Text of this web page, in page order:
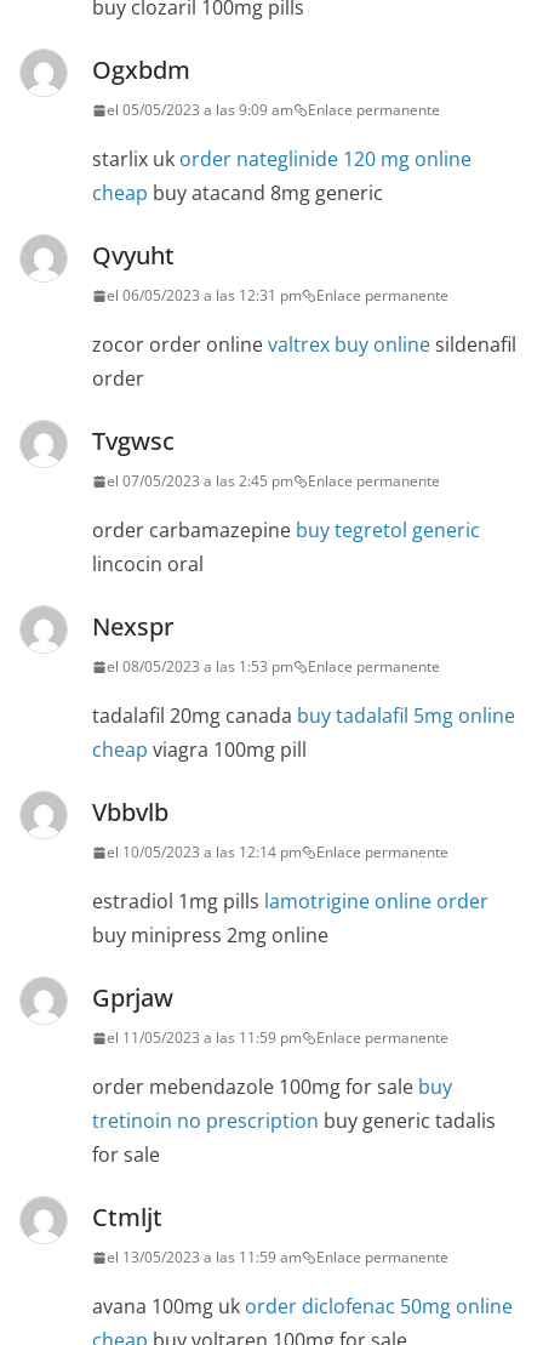
buy clozaril 100mg pills
Ogxbdm
el 05/05/2023 a las 9:09 am Enlace permanente
starlix uk order nateglinide 120 mg online
cheap buy atacand 8mg generic
Qvyuht
el 06/05/2023 a las 12:31 pm Enlace permanente
zocor order onlinevaltrex buy onlinesildenafil
order
Tvgwsc
el 07/05/2023 a las 2:45 pm Enlace permanente
order carbamazepine buy tegretol generic
lincocin oral
Nexspr
el 08/05/2023 a las 1:53 pm Enlace permanente
tadalafil 20mg canada buy tadalafil 5mg online
cheap viagra 100mg pill
Vbbvlb
el 10/05/2023 a las 12:14 pm Enlace permanente
estradiol 1mg pills lamotrigine online order
buy minipress 2mg online
Gprjaw
el 11/05/2023 a las 11:59 pm Enlace permanente
order mebendazole 100mg for sale buy
tretinoin no prescription buy generic tadalis
for sale
Ctmljt
el 13/05/2023 a las 11:59 am Enlace permanente
avana 100mg uk order diclofenac 50mg online